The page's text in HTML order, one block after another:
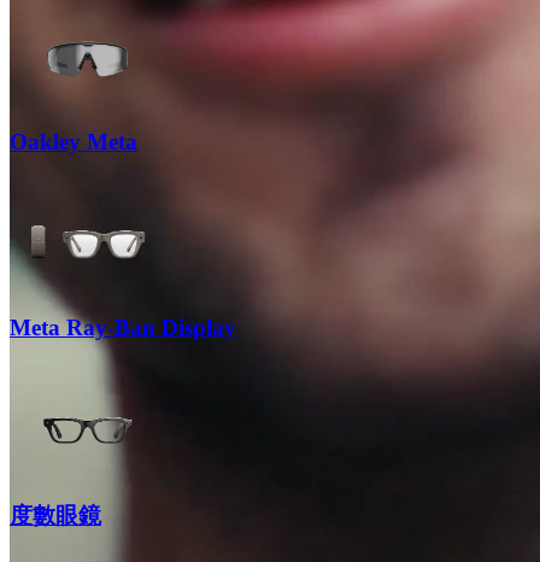
Oakley Meta
Meta Ray-Ban Display
度數眼鏡